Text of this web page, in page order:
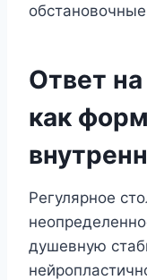
Ответ
как
Регулярное
душевную